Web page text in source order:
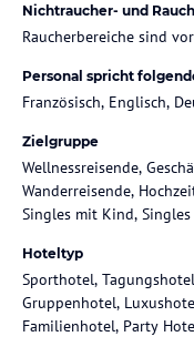
Nichtraucher- und
Raucherbereiche sind
Personal spricht
Französisch, Englisch,
Zielgruppe
Wellnessreisende,
Wanderreisende,
Singles mit Kind, Singles
Hoteltyp
Sporthotel,
Gruppenhotel,
Familienhotel, Party